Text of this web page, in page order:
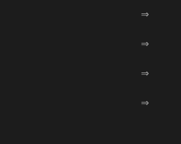
⇒
⇒
⇒
⇒